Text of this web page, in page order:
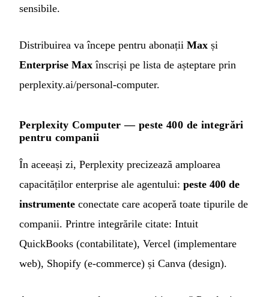
sensibile.
Distribuirea va începe pentru abonații Max și
Enterprise Max înscriși pe lista de așteptare prin
perplexity.ai/personal-computer.
Perplexity Computer — peste 400 de integrări
pentru companii
În aceeași zi, Perplexity precizează amploarea
capacităților enterprise ale agentului: peste 400 de
instrumente conectate care acoperă toate tipurile de
companii. Printre integrările citate: Intuit
QuickBooks (contabilitate), Vercel (implementare
web), Shopify (e-commerce) și Canva (design).